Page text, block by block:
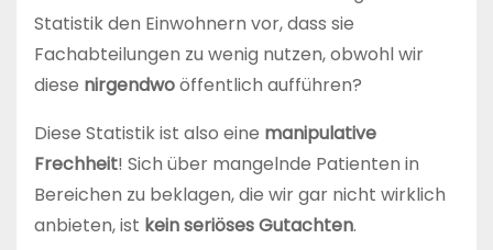
Statistik den Einwohnern vor, dass sie
Fachabteilungen zu wenig nutzen, obwohl wir
diese nirgendwoöffentlich aufführen?
Diese Statistik ist also eine manipulative
Frechheit! Sich über mangelnde Patienten in
Bereichen zu beklagen, die wir gar nicht wirklich
anbieten, ist kein seriöses Gutachten.